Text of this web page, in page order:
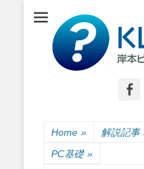
小さな会社・小さなお
Home » 解説記事
PC基礎 »